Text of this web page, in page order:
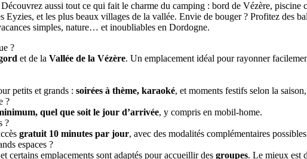
aussi tout ce qui fait le charme du camping : bord de Vézère,
et les plus beaux villages de la vallée. Envie de bouger ? Profitez des
simples, nature… et inoubliables en Dordogne.
?
et de la Vallée de la Vézère. Un emplacement idéal pour rayonner
petits et grands : soirées à thème, karaoké, et moments festifs selon la
?
quel que soit le jour d’arrivée, y compris en mobil-home.
?
gratuit 10 minutes par jour, avec des modalités complémentaires
espaces ?
certains emplacements sont adaptés pour accueillir des groupes. Le mieux est